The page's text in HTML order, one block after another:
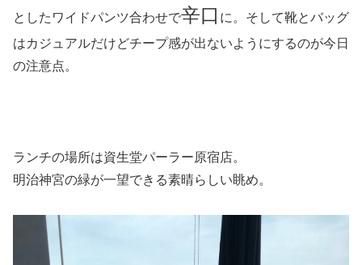
としたワイドパンツ合わせで辛口 に。そして靴とバッグ
はカジュアルだけどチープ感が出ないようにするのが今日
の注意点。
ランチの場所は資生堂パーラー原宿店。
明治神宮の緑が一望できる素晴らしい眺め。